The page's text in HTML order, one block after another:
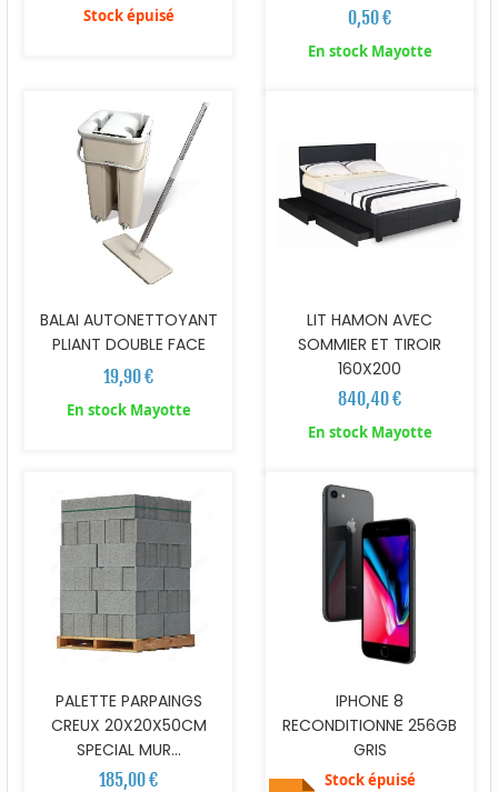
Stock épuisé
0,50 €
En stock Mayotte
BALAI AUTONETTOYANT
PLIANT DOUBLE FACE
19,90 €
En stock Mayotte
LIT HAMON AVEC
SOMMIER ET TIROIR
160X200
840,40 €
En stock Mayotte
PALETTE PARPAINGS
CREUX 20X20X50CM
SPECIAL MUR...
185,00 €
IPHONE 8
RECONDITIONNE 256GB
GRIS
Stock épuisé